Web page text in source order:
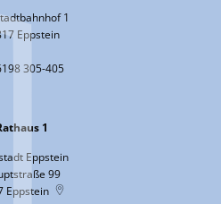
1
Eppstein
305-405
1
Eppstein
99
Eppstein